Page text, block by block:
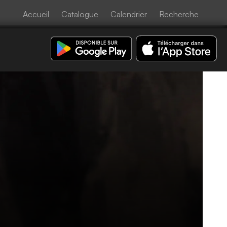
Accueil Catalogue Calendrier Recherche